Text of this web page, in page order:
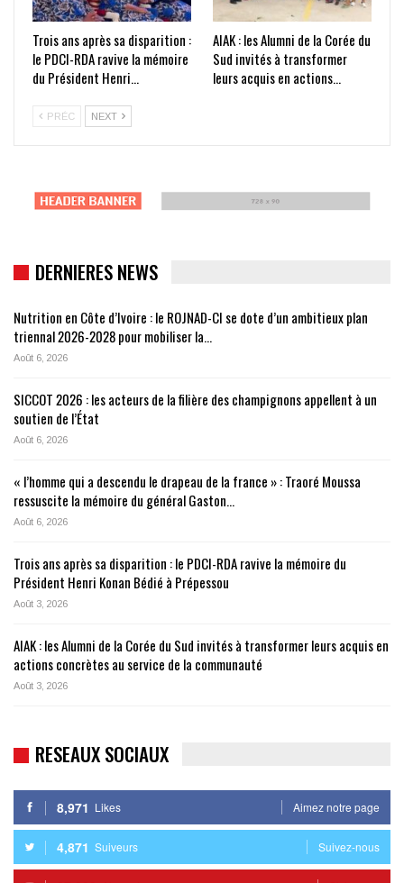
Trois ans après sa disparition :
le PDCI-RDA ravive la mémoire
du Président Henri…
AIAK : les Alumni de la Corée du
Sud invités à transformer
leurs acquis en actions…
PRÉC NEXT
DERNIERES NEWS
Nutrition en Côte d’Ivoire : le ROJNAD-CI se dote d’un ambitieux plan
triennal 2026-2028 pour mobiliser la…
Août 6, 2026
SICCOT 2026 : les acteurs de la filière des champignons appellent à un
soutien de l’État
Août 6, 2026
« l’homme qui a descendu le drapeau de la france » : Traoré Moussa
ressuscite la mémoire du général Gaston…
Août 6, 2026
Trois ans après sa disparition : le PDCI-RDA ravive la mémoire du
Président Henri Konan Bédié à Prépessou
Août 3, 2026
AIAK : les Alumni de la Corée du Sud invités à transformer leurs acquis en
actions concrètes au service de la communauté
Août 3, 2026
RESEAUX SOCIAUX
8,971 Likes Aimez notre page
4,871 Suiveurs Suivez-nous